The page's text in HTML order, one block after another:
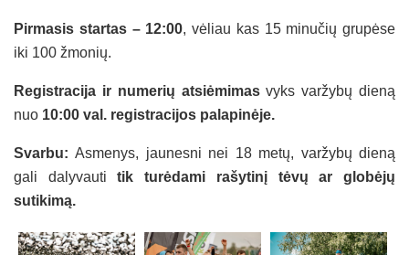
Pirmasis startas – 12:00, vėliau kas 15 minučių grupėse
iki 100 žmonių.
Registracija ir numerių atsiėmimasvyks varžybų dieną
nuo 10:00 val. registracijos palapinėje.
Svarbu:Asmenys, jaunesni nei 18 metų, varžybų dieną
gali dalyvautitik turėdami rašytinį tėvų ar globėjų
sutikimą.